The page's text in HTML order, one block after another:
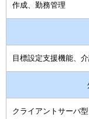
作成、勤務管理
目標設定支援機能、
クライアントサーバ